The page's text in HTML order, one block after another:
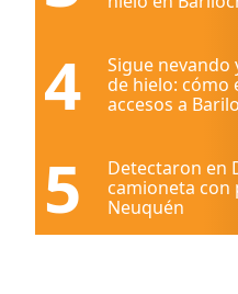
4
Sigue nevando
de hielo: cómo
accesos a
5
Detectaron en
camioneta con
Neuquén